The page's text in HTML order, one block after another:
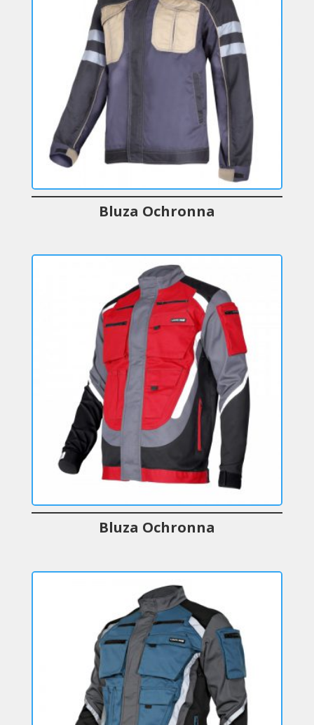
Bluza Ochronna
Bluza Ochronna